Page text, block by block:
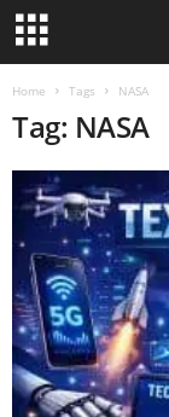
Home Tags NASA
Tag: NASA